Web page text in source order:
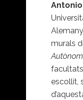
murals
escollit,